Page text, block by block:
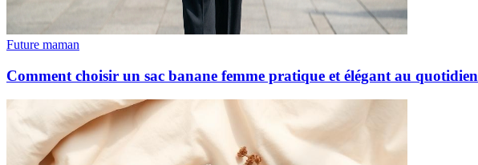
Future maman
Comment choisir un sac banane femme pratique et élégant au quotidien